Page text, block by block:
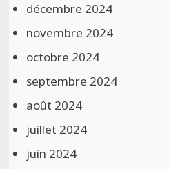
décembre 2024
novembre 2024
octobre 2024
septembre 2024
août 2024
juillet 2024
juin 2024